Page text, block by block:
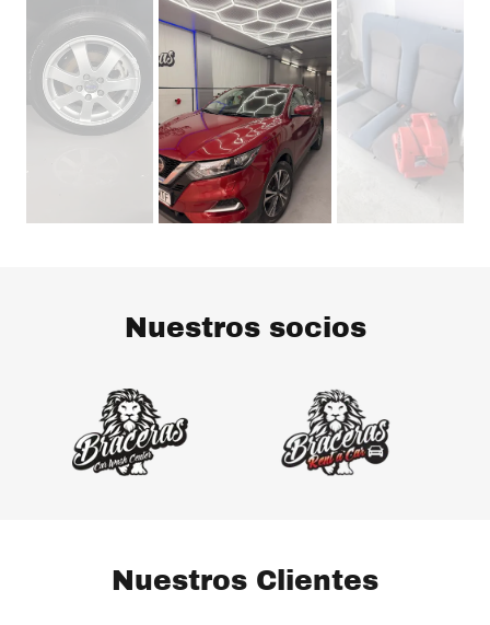
Nuestros socios
Nuestros Clientes